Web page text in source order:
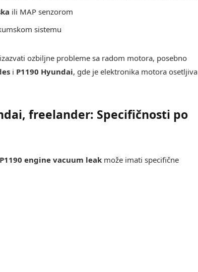
ili MAP senzorom
sistemu
ozbiljne probleme sa radom motora, posebno
i P1190 Hyundai, gde je elektronika motora osetljiva
freelander: Specifičnosti po
P1190 engine vacuum leakmože imati specifične